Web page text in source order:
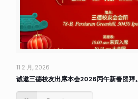
11 2 月, 2026
诚邀三德校友出席本会2026丙午新春团拜。